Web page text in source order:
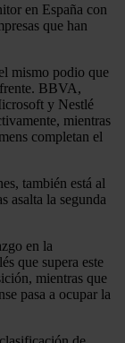
en España con
que han
mismo podio que
BBVA,
y Nestlé
mientras
completan el
también está al
asalta la segunda
en la
que supera este
mientras que
pasa a ocupar la